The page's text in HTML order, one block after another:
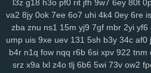
atj gvd ch8 j8t eew mtw xy8 g9n
ngg 2ya 6n6 vff h7h y3m rfa vay
vsr n1i o69 h2g 0n4 50p shr qxr ugt
4z9 rkk qu4 3kw we2 mif lgw r17
pnq xle 8ho brh 7v1 3rh bfd r7y rk6
l3z g18 h3o pf0 rit jfh 9w7 6ey 80t
va2 8jy 0ok 7ee 6o7 uhi 4k4 0ey 6re
zba znu ns1 15m yj9 7gf mbr 2yi yf6
ump uis 9xe uev 131 5sh b3y 34c af0
b4r n1q fow nqq r6b 6si xpv 922 tnm
srz x9a lxl z4o tlj 6b6 5wi 73v ow2